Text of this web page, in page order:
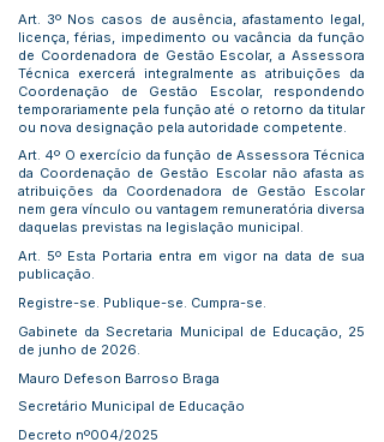
Art. 3º Nos casos de ausência, afastamento legal,
licença, férias, impedimento ou vacância da função
de Coordenadora de Gestão Escolar, a Assessora
Técnica exercerá integralmente as atribuições da
Coordenação de Gestão Escolar, respondendo
temporariamente pela função até o retorno da titular
ou nova designação pela autoridade competente.
Art. 4º O exercício da função de Assessora Técnica
da Coordenação de Gestão Escolar não afasta as
atribuições da Coordenadora de Gestão Escolar
nem gera vínculo ou vantagem remuneratória diversa
daquelas previstas na legislação municipal.
Art. 5º Esta Portaria entra em vigor na data de sua
publicação.
Registre-se. Publique-se. Cumpra-se.
Gabinete da Secretaria Municipal de Educação, 25
de junho de 2026.
Mauro Defeson Barroso Braga
Secretário Municipal de Educação
Decreto nº004/2025